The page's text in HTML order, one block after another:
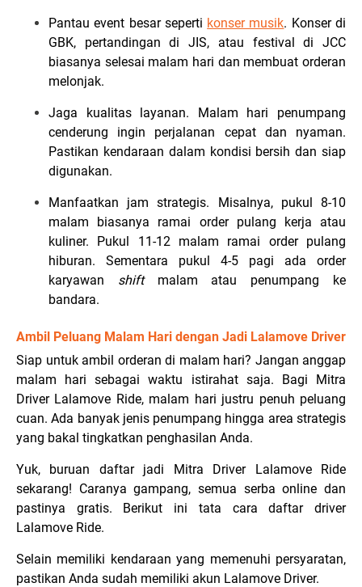
Pantau event besar seperti konser musik. Konser di
GBK, pertandingan di JIS, atau festival di JCC
biasanya selesai malam hari dan membuat orderan
melonjak.
Jaga kualitas layanan. Malam hari penumpang
cenderung ingin perjalanan cepat dan nyaman.
Pastikan kendaraan dalam kondisi bersih dan siap
digunakan.
Manfaatkan jam strategis. Misalnya, pukul 8-10
malam biasanya ramai order pulang kerja atau
kuliner. Pukul 11-12 malam ramai order pulang
hiburan. Sementara pukul 4-5 pagi ada order
karyawan shiftmalam atau penumpang ke
bandara.
Ambil Peluang Malam Hari dengan Jadi Lalamove Driver
Siap untuk ambil orderan di malam hari? Jangan anggap
malam hari sebagai waktu istirahat saja. Bagi Mitra
Driver Lalamove Ride, malam hari justru penuh peluang
cuan. Ada banyak jenis penumpang hingga area strategis
yang bakal tingkatkan penghasilan Anda.
Yuk, buruan daftar jadi Mitra Driver Lalamove Ride
sekarang! Caranya gampang, semua serba online dan
pastinya gratis. Berikut ini tata cara daftar driver
Lalamove Ride.
Selain memiliki kendaraan yang memenuhi persyaratan,
pastikan Anda sudah memiliki akun Lalamove Driver.